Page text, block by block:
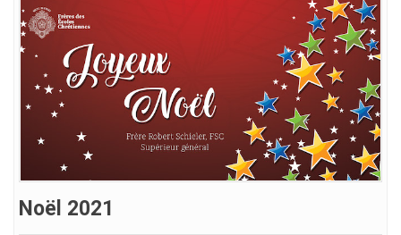
Noël 2021